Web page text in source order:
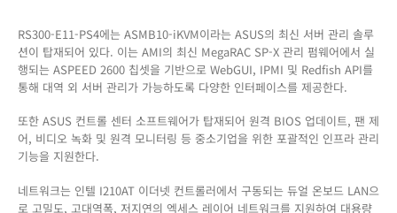
RS300-E11-PS4에는 ASMB10-iKVM이라는 ASUS의 최신 서버 관리 솔루
션이 탑재되어 있다. 이는 AMI의 최신 MegaRAC SP-X 관리 펌웨어에서 실
행되는 ASPEED 2600 칩셋을 기반으로 WebGUI, IPMI 및 Redfish API를
통해 대역 외 서버 관리가 가능하도록 다양한 인터페이스를 제공한다.
또한 ASUS 컨트롤 센터 소프트웨어가 탑재되어 원격 BIOS 업데이트, 팬 제
어, 비디오 녹화 및 원격 모니터링 등 중소기업을 위한 포괄적인 인프라 관리
기능을 지원한다.
네트워크는 인텔 I210AT 이더넷 컨트롤러에서 구동되는 듀얼 온보드 LAN으
로 고밀도, 고대역폭, 저지연의 엑세스 레이어 네트워크를 지원하여 대용량